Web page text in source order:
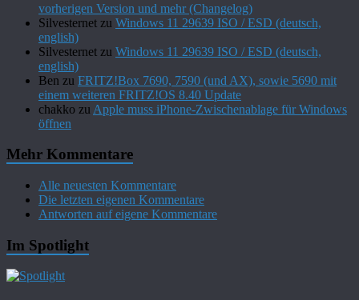
vorherigen Version und mehr (Changelog)
Silvesternet zu Windows 11 29639 ISO / ESD (deutsch,
english)
Silvesternet zu Windows 11 29639 ISO / ESD (deutsch,
english)
Ben zu FRITZ!Box 7690, 7590 (und AX), sowie 5690 mit
einem weiteren FRITZ!OS 8.40 Update
chakko zu Apple muss iPhone-Zwischenablage für Windows
öffnen
Mehr Kommentare
Alle neuesten Kommentare
Die letzten eigenen Kommentare
Antworten auf eigene Kommentare
Im Spotlight